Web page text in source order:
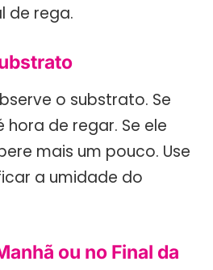
de rega.
o substrato. Se
hora de regar. Se ele
mais um pouco. Use
a umidade do
ou no Final da